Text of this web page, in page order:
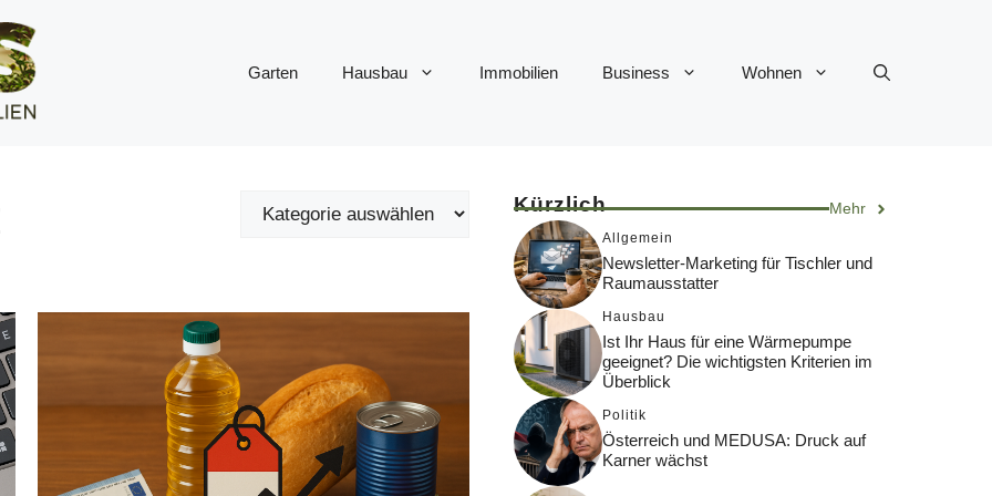
Garten Hausbau Immobilien Business Wohnen
Kürzlich Mehr
Allgemein
Newsletter-Marketing für Tischler und
Raumausstatter
Hausbau
Ist Ihr Haus für eine Wärmepumpe
geeignet? Die wichtigsten Kriterien im
Überblick
Politik
Österreich und MEDUSA: Druck auf
Karner wächst